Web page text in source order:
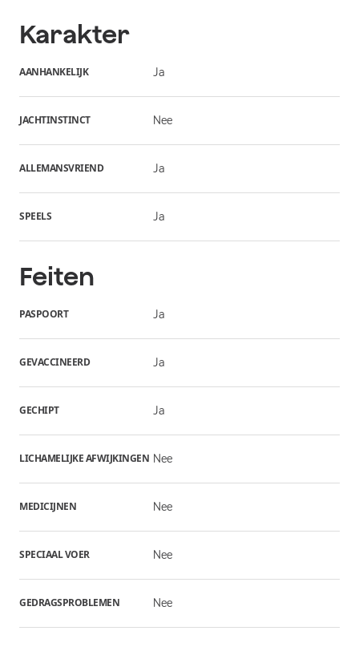
Karakter
AANHANKELIJK Ja
JACHTINSTINCT Nee
ALLEMANSVRIEND Ja
SPEELS Ja
Feiten
PASPOORT Ja
GEVACCINEERD Ja
GECHIPT Ja
LICHAMELIJKE AFWIJKINGEN Nee
MEDICIJNEN Nee
SPECIAAL VOER Nee
GEDRAGSPROBLEMEN Nee